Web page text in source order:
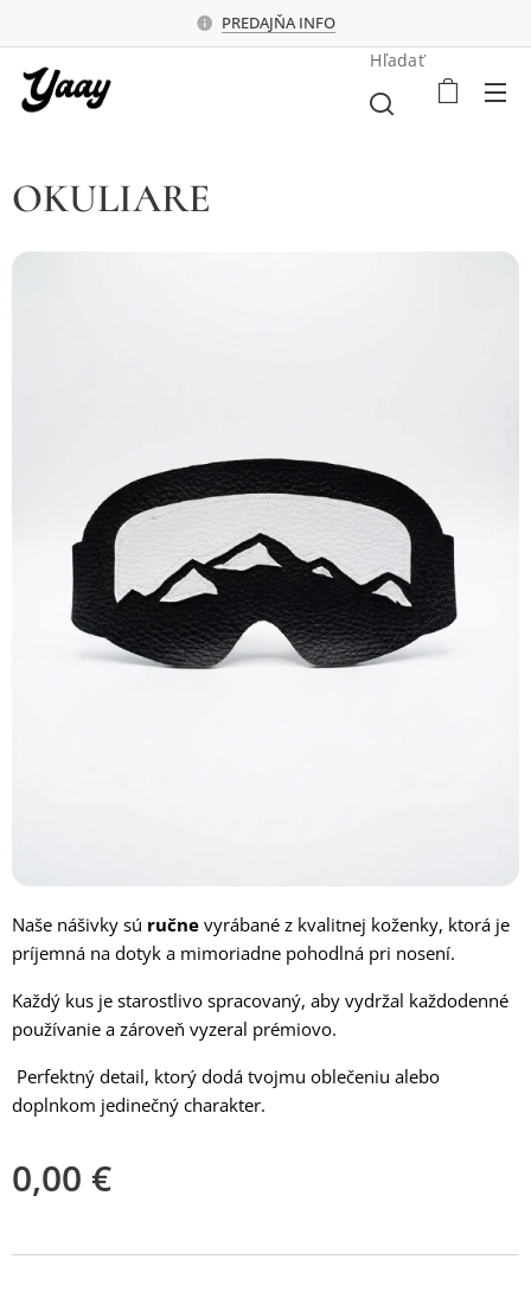
PREDAJŇA INFO
Hľadať
OKULIARE
Naše nášivky sú ručne vyrábané z kvalitnej koženky, ktorá je
príjemná na dotyk a mimoriadne pohodlná pri nosení.
Každý kus je starostlivo spracovaný, aby vydržal každodenné
používanie a zároveň vyzeral prémiovo.
Perfektný detail, ktorý dodá tvojmu oblečeniu alebo
doplnkom jedinečný charakter.
0,00 €